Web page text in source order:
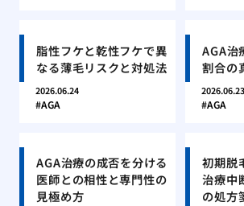
脂性フケと乾性フケで異
なる薄毛リスクと対処法
2026.06.24
AGA
AGA治
割合の
2026.06.23
AGA
AGA治療の成否を分ける
医師との相性と専門性の
見極め方
初期脱
治療中
の処方